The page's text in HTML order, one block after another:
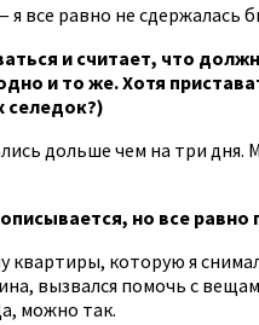
все равно не
и считает, что
и то же. Хотя
селедок?)
дольше чем на три
но все
квартиры, которую я
вызвался помочь с
можно так.